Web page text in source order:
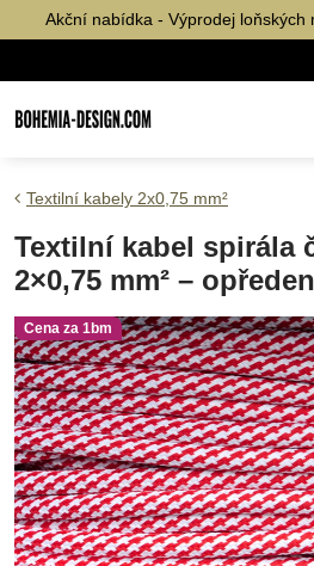
Akční nabídka - Výprodej loňských
Cena za 1bm
Textilní kabely 2x0,75 mm²
Textilní kabel spirála
2×0,75 mm² –